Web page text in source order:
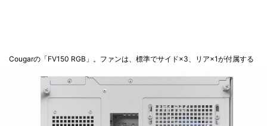
Cougarの「FV150 RGB」。ファンは、標準でサイド×3、リア×1が付属する